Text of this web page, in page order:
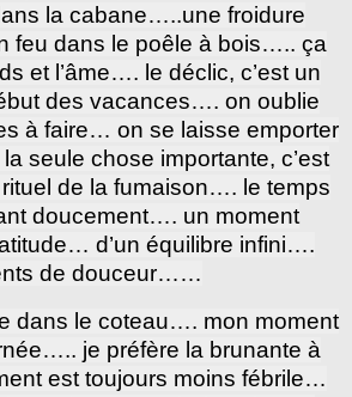
la cabane…..une froidure
feu dans le poêle à bois….. ça
et l’âme…. le déclic, c’est un
des vacances…. on oublie
à faire… on se laisse emporter
seule chose importante, c’est
de la fumaison…. le temps
doucement…. un moment
d’un équilibre infini….
de douceur……
dans le coteau…. mon moment
je préfère la brunante à
est toujours moins fébrile…